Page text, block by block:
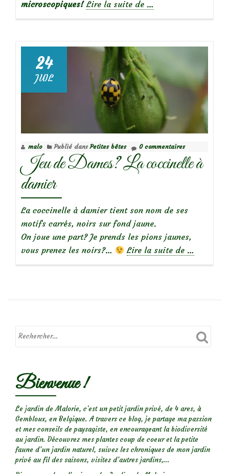
microscopiques! Lire la suite de
coccinelle
à
22
points
…
24
JUIL
malo Publié dansPetites bêtes 0 commentaires
Jeu de Dames? La coccinelle à
damier
La coccinelle à damier tient son nom de ses
motifs carrés, noirs sur fond jaune.
On joue une part? Je prends les pions jaunes,
vous prenez les noirs?…
Lire la suite de à
Dames?
coccinelle
…
Bienvenue !
Le jardin de Malorie, c'est un petit jardin privé, de 4 ares, à
Gembloux, en Belgique. A travers ce blog, je partage ma passion
et mes conseils de paysagiste, en encourageant la biodiversité
au jardin. Découvrez mes plantes coup de coeur et la petite
faune d’un jardin naturel, suivez les chroniques de mon jardin
privé au fil des saisons, visitez d’autres jardins,...